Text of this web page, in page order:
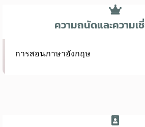
ความถนัดและความเ
การสอนภาษาอังกฤษ